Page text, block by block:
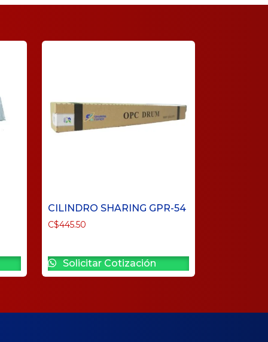
CILINDRO SHARING GPR-54
C$445.50
Solicitar Cotización